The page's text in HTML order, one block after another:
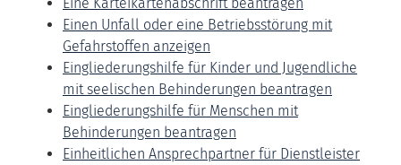
Einen Unfall oder eine Betriebsstörung mit
Gefahrstoffen anzeigen
Eingliederungshilfe für Kinder und Jugendliche
mit seelischen Behinderungen beantragen
Eingliederungshilfe für Menschen mit
Behinderungen beantragen
Einheitlichen Ansprechpartner für Dienstleister